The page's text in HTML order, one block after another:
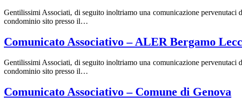
Gentilissimi Associati, di seguito inoltriamo una comunicazione
condominio sito presso il…
Comunicato Associativo – ALER Bergamo
Gentilissimi Associati, di seguito inoltriamo una comunicazione
condominio sito presso il…
Comunicato Associativo – Comune di Genova